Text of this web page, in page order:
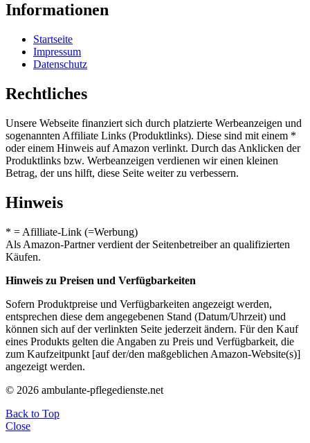
Informationen
Startseite
Impressum
Datenschutz
Rechtliches
Unsere Webseite finanziert sich durch platzierte Werbeanzeigen und
sogenannten Affiliate Links (Produktlinks). Diese sind mit einem *
oder einem Hinweis auf Amazon verlinkt. Durch das Anklicken der
Produktlinks bzw. Werbeanzeigen verdienen wir einen kleinen
Betrag, der uns hilft, diese Seite weiter zu verbessern.
Hinweis
* = Afilliate-Link (=Werbung)
Als Amazon-Partner verdient der Seitenbetreiber an qualifizierten
Käufen.
Hinweis zu Preisen und Verfügbarkeiten
Sofern Produktpreise und Verfügbarkeiten angezeigt werden,
entsprechen diese dem angegebenen Stand (Datum/Uhrzeit) und
können sich auf der verlinkten Seite jederzeit ändern. Für den Kauf
eines Produkts gelten die Angaben zu Preis und Verfügbarkeit, die
zum Kaufzeitpunkt [auf der/den maßgeblichen Amazon-Website(s)]
angezeigt werden.
© 2026 ambulante-pflegedienste.net
Back to Top
Close